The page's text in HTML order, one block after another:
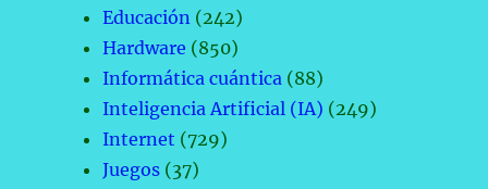
Educación (242)
Hardware (850)
Informática cuántica (88)
Inteligencia Artificial (IA) (249)
Internet (729)
Juegos (37)